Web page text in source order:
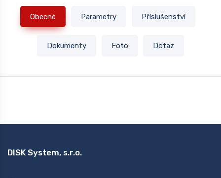
Obecné Parametry Příslušenství
Dokumenty Foto Dotaz
DISK System, s.r.o.